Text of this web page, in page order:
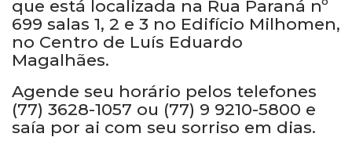
que está localizada na Rua Paraná nº
699 salas 1, 2 e 3 no Edifício Milhomen,
no Centro de Luís Eduardo
Magalhães.
Agende seu horário pelos telefones
(77) 3628-1057 ou (77) 9 9210-5800 e
saía por ai com seu sorriso em dias.